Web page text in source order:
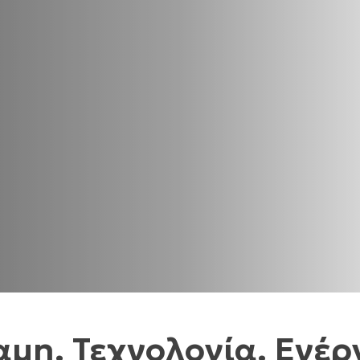
Τεχνολογία.